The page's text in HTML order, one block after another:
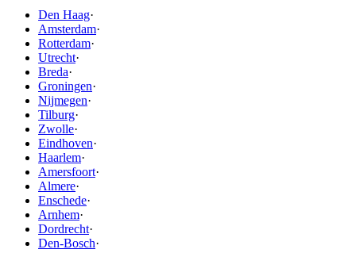
Den Haag·
Amsterdam·
Rotterdam·
Utrecht·
Breda·
Groningen·
Nijmegen·
Tilburg·
Zwolle·
Eindhoven·
Haarlem·
Amersfoort·
Almere·
Enschede·
Arnhem·
Dordrecht·
Den-Bosch·